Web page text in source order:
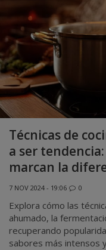
Técnicas de
a ser
marcan la
7 NOV 2024 - 19:06 0
Explora cómo las
ahumado, la
recuperando
sabores más intensos